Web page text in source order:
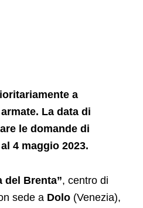
a
La data di
le domande di
4 maggio 2023.
del Brenta”, centro di
sede a Dolo (Venezia),